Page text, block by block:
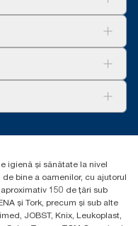
Hygiene
igienă și sănătate la nivel
bine a oamenilor, cu ajutorul
150 de țări sub
și Tork, precum și sub alte
JOBST, Knix, Leukoplast,